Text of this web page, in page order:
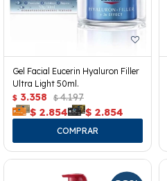
Gel Facial Eucerin Hyaluron Filler
Ultra Light 50ml.
$ 3.358 $ 4.197
$ 2.854 $ 2.854